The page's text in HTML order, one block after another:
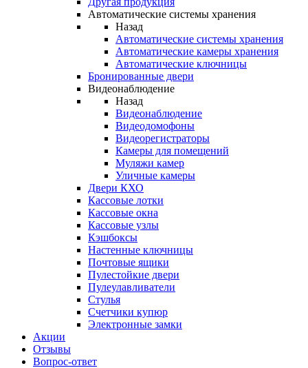
Автоматические системы хранения
Назад
Автоматические системы хранения
Автоматические камеры хранения
Автоматические ключницы
Бронированные двери
Видеонаблюдение
Назад
Видеонаблюдение
Видеодомофоны
Видеорегистраторы
Камеры для помещений
Муляжи камер
Уличные камеры
Двери КХО
Кассовые лотки
Кассовые окна
Кассовые узлы
Кэшбоксы
Настенные ключницы
Почтовые ящики
Пулестойкие двери
Пулеулавливатели
Стулья
Счетчики купюр
Электронные замки
Акции
Отзывы
Вопрос-ответ